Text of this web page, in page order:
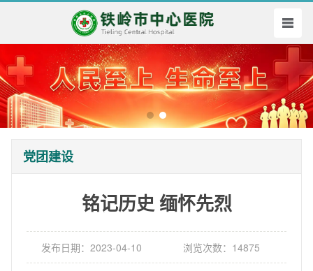
党团建设
铭记历史 缅怀先烈
发布日期：2023-04-10 浏览次数：14875